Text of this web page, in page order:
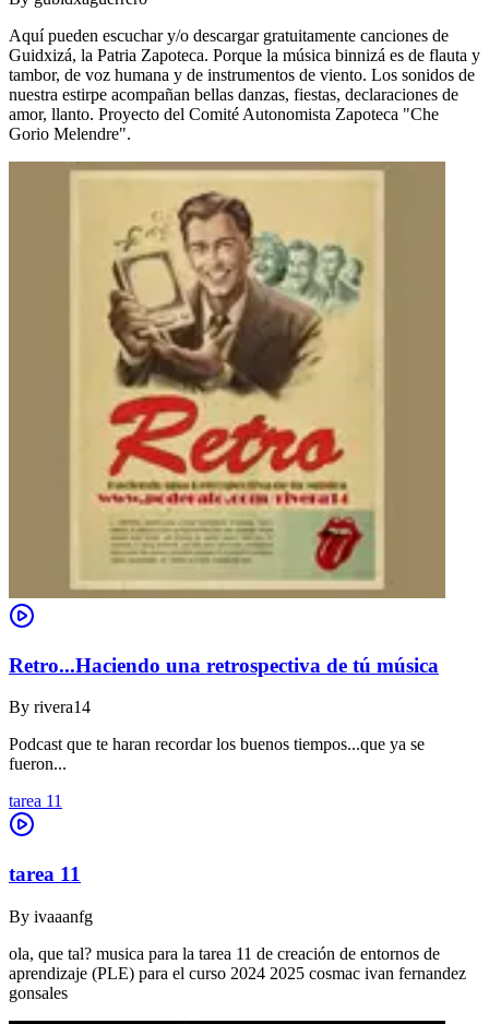
Aquí pueden escuchar y/o descargar gratuitamente canciones de
Guidxizá, la Patria Zapoteca. Porque la música binnizá es de flauta y
tambor, de voz humana y de instrumentos de viento. Los sonidos de
nuestra estirpe acompañan bellas danzas, fiestas, declaraciones de
amor, llanto. Proyecto del Comité Autonomista Zapoteca "Che
Gorio Melendre".
Retro...Haciendo una retrospectiva de tú música
By rivera14
Podcast que te haran recordar los buenos tiempos...que ya se
fueron...
tarea 11
tarea 11
By ivaaanfg
ola, que tal? musica para la tarea 11 de creación de entornos de
aprendizaje (PLE) para el curso 2024 2025 cosmac ivan fernandez
gonsales